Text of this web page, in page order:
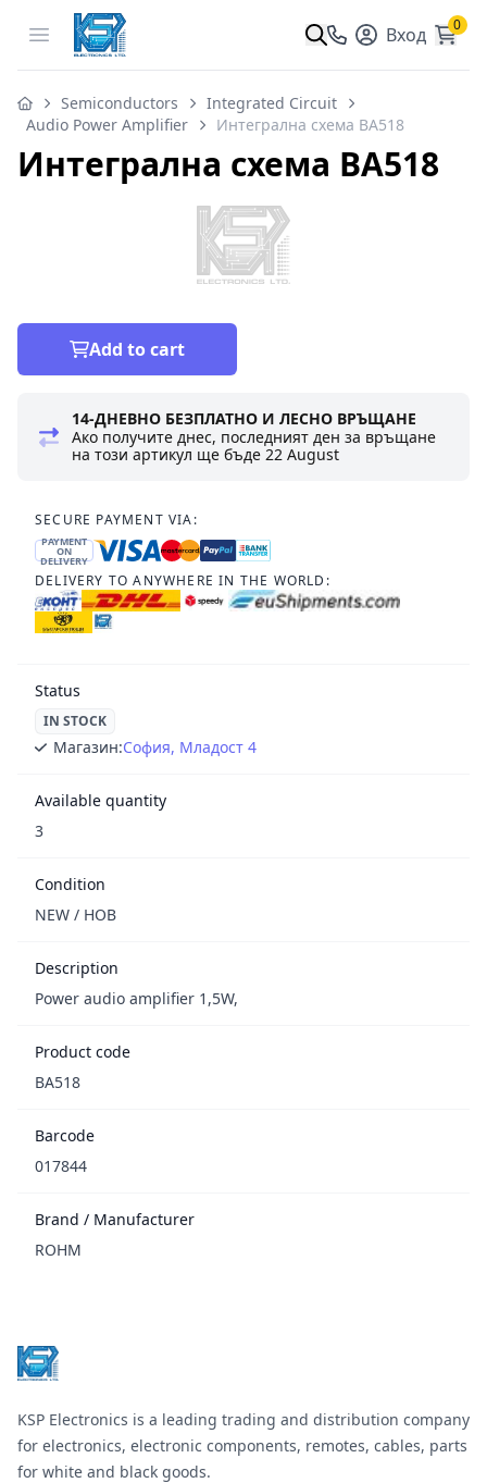
Open menu Вход 0
Semiconductors
Integrated Circuit
Audio Power Amplifier
Интегрална схема BA518
Интегрална схема BA518
Add to cart
14-ДНЕВНО БЕЗПЛАТНО И ЛЕСНО ВРЪЩАНЕ
Ако получите днес, последният ден за връщане
на този артикул ще бъде22 August
SECURE PAYMENT VIA:
PAYMENT
ON
DELIVERY
DELIVERY TO ANYWHERE IN THE WORLD:
Status
IN STOCK
Магазин:София, Младост 4
Available quantity
3
Condition
NEW / НОВ
Description
Power audio amplifier 1,5W,
Product code
BA518
Barcode
017844
Brand / Manufacturer
ROHM
KSP Electronics is a leading trading and distribution company
for electronics, electronic components, remotes, cables, parts
for white and black goods.